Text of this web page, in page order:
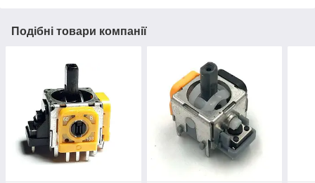
Подібні товари компанії